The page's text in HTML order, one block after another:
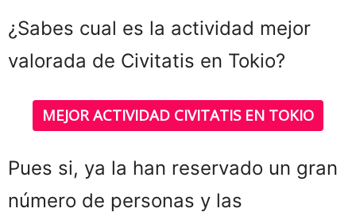
¿Sabes cual es la actividad mejor
valorada de Civitatis en Tokio?
MEJOR ACTIVIDAD CIVITATIS EN TOKIO
Pues si, ya la han reservado un gran
número de personas y las